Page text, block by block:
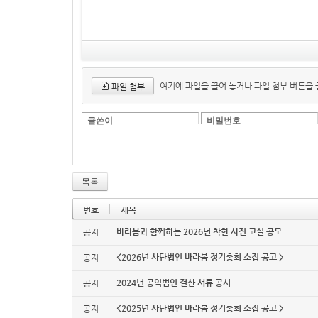
파일 첨부 여기에 파일을 끌어 놓거나 파일 첨부 버튼을
글쓴이 비밀번호
목록
번호 제목
공지 바라봄과 함께하는 2026년 착한 사진 교실 공모
공지 <2026년 사단법인 바라봄 정기총회 소집 공고 >
공지 2024년 공익법인 결산 서류 공시
공지 <2025년 사단법인 바라봄 정기총회 소집 공고 >